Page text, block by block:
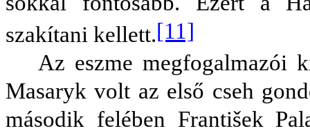
szakítani kellett.[11]
Az eszme megfogalmazói
Masaryk volt az első cseh
második felében František